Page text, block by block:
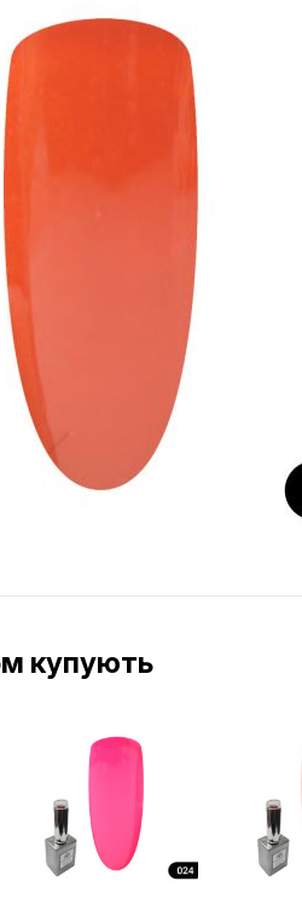
купують